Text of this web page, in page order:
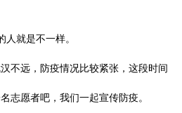
人就是不一样。
不远，防疫情况比较紧张，这段时间
志愿者吧，我们一起宣传防疫。